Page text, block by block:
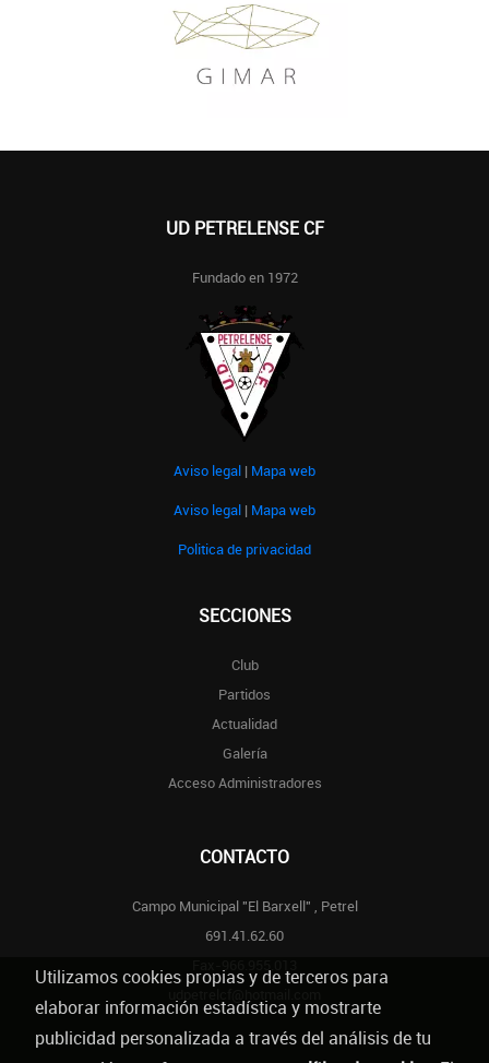
UD PETRELENSE CF
Fundado en 1972
Aviso legal | Mapa web
Aviso legal | Mapa web
Politica de privacidad
SECCIONES
Club
Partidos
Actualidad
Galería
Acceso Administradores
CONTACTO
Campo Municipal "El Barxell" , Petrel
691.41.62.60
Utilizamos cookies propias y de terceros para
elaborar información estadística y mostrarte
publicidad personalizada a través del análisis de tu